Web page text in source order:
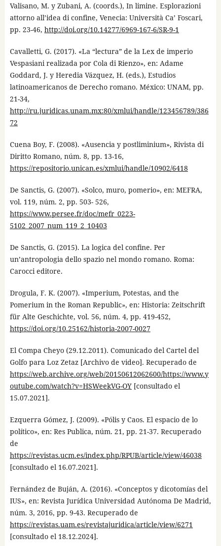
Valisano, M. y Zubani, A. (coords.), In limine. Esplorazioni
attorno all’idea di confine, Venecia: Università Ca’ Foscari,
pp. 23-46, http://doi.org/10.14277/6969-167-6/SR-9-1
Cavalletti, G. (2017). «La “lectura” de la Lex de imperio
Vespasiani realizada por Cola di Rienzo», en: Adame
Goddard, J. y Heredia Vázquez, H. (eds.), Estudios
latinoamericanos de Derecho romano. México: UNAM, pp.
21-34,
http://ru.juridicas.unam.mx:80/xmlui/handle/123456789/386
72
Cuena Boy, F. (2008). «Ausencia y postliminium», Rivista di
Diritto Romano, núm. 8, pp. 13-16,
https://repositorio.unican.es/xmlui/handle/10902/6418
De Sanctis, G. (2007). «Solco, muro, pomerio», en: MEFRA,
vol. 119, núm. 2, pp. 503- 526,
https://www.persee.fr/doc/mefr_0223-
5102_2007_num_119_2_10403
De Sanctis, G. (2015). La logica del confine. Per
un’antropologia dello spazio nel mondo romano. Roma:
Carocci editore.
Drogula, F. K. (2007). «Imperium, Potestas, and the
Pomerium in the Roman Republic», en: Historia: Zeitschrift
für Alte Geschichte, vol. 56, núm. 4, pp. 419-452,
https://doi.org/10.25162/historia-2007-0027
El Compa Cheyo (29.12.2011). Comunicado del Cartel del
Golfo para Loz Zetaz [Archivo de video]. Recuperado de
https://web.archive.org/web/20150612062600/https://www.y
outube.com/watch?v=HSWeekVG-OY[consultado el
15.07.2021].
Ezquerra Gómez, J. (2009). «Pólis y Caos. El espacio de lo
político», en: Res Publica, núm. 21, pp. 21-37. Recuperado
de
https://revistas.ucm.es/index.php/RPUB/article/view/46038
[consultado el 16.07.2021].
Fernández de Buján, A. (2016). «Conceptos y dicotomías del
IUS», en: Revista Jurídica Universidad Autónoma De Madrid,
núm. 3, 2016, pp. 9-43. Recuperado de
https://revistas.uam.es/revistajuridica/article/view/6271
[consultado el 18.12.2024].